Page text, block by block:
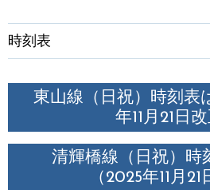
時刻表
東山線（日祝）時刻表
年11月21日改
清輝橋線（日祝）時
（2025年11月21